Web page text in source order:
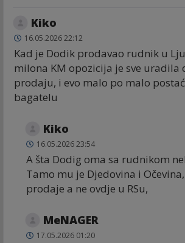
Kiko
16.05.2026 22:12
Kad je Dodik prodavao rudnik u
milona KM opozicija je sve uradila
prodaju, i evo malo po malo
bagatelu
Kiko
16.05.2026 23:54
A šta Dodig oma sa rudnikom
Tamo mu je Djedovina i
prodaje a ne ovdje u RSu,
MeNAGER
17.05.2026 01:20